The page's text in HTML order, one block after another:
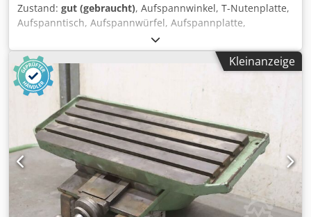
Zustand: gut (gebraucht), Aufspannwinkel, T-Nutenplatte,
Aufspanntisch, Aufspannwürfel, Aufspannplatte,
Aufspannplatte mit T Nut, Aufspanntisch, T-Nutentisch,
Fräsmaschinentisch, Kipptisch Dodpfxey Iwkco Andsck -
Aufspanntisch: Fräsmaschinentisch Kipptisch T-Nutentisch
-Tischfläche: 250 x 250 mm, beidseitig schwenkbar -T
Nuten: Nutenbreite: 14 / 25 mm, Nutentiefe: 24 mm -
Maße: siehe Fotos -Transportabmessung: 300/250/H155
mm -Gewicht: 26,4 kg
Kleinanzeige